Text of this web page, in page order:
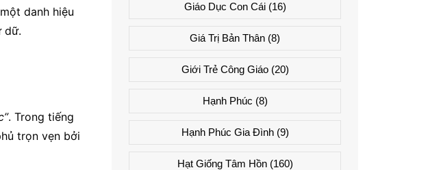
danh hiệu
dữ.
. Trong tiếng
trọn vẹn bởi
Giáo Dục Con Cái(16)
Giá Trị Bản Thân (8)
Giới Trẻ Công Giáo(20)
Hạnh Phúc (8)
Hạnh Phúc Gia Đình(9)
Hạt Giống Tâm Hồn(160)